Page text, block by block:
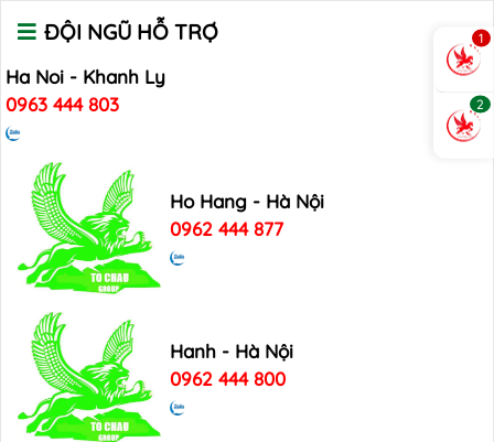
ĐỘI NGŨ HỖ TRỢ
Ha Noi - Khanh Ly
0963 444 803
Ho Hang - Hà Nội
0962 444 877
Hanh - Hà Nội
0962 444 800
1
2